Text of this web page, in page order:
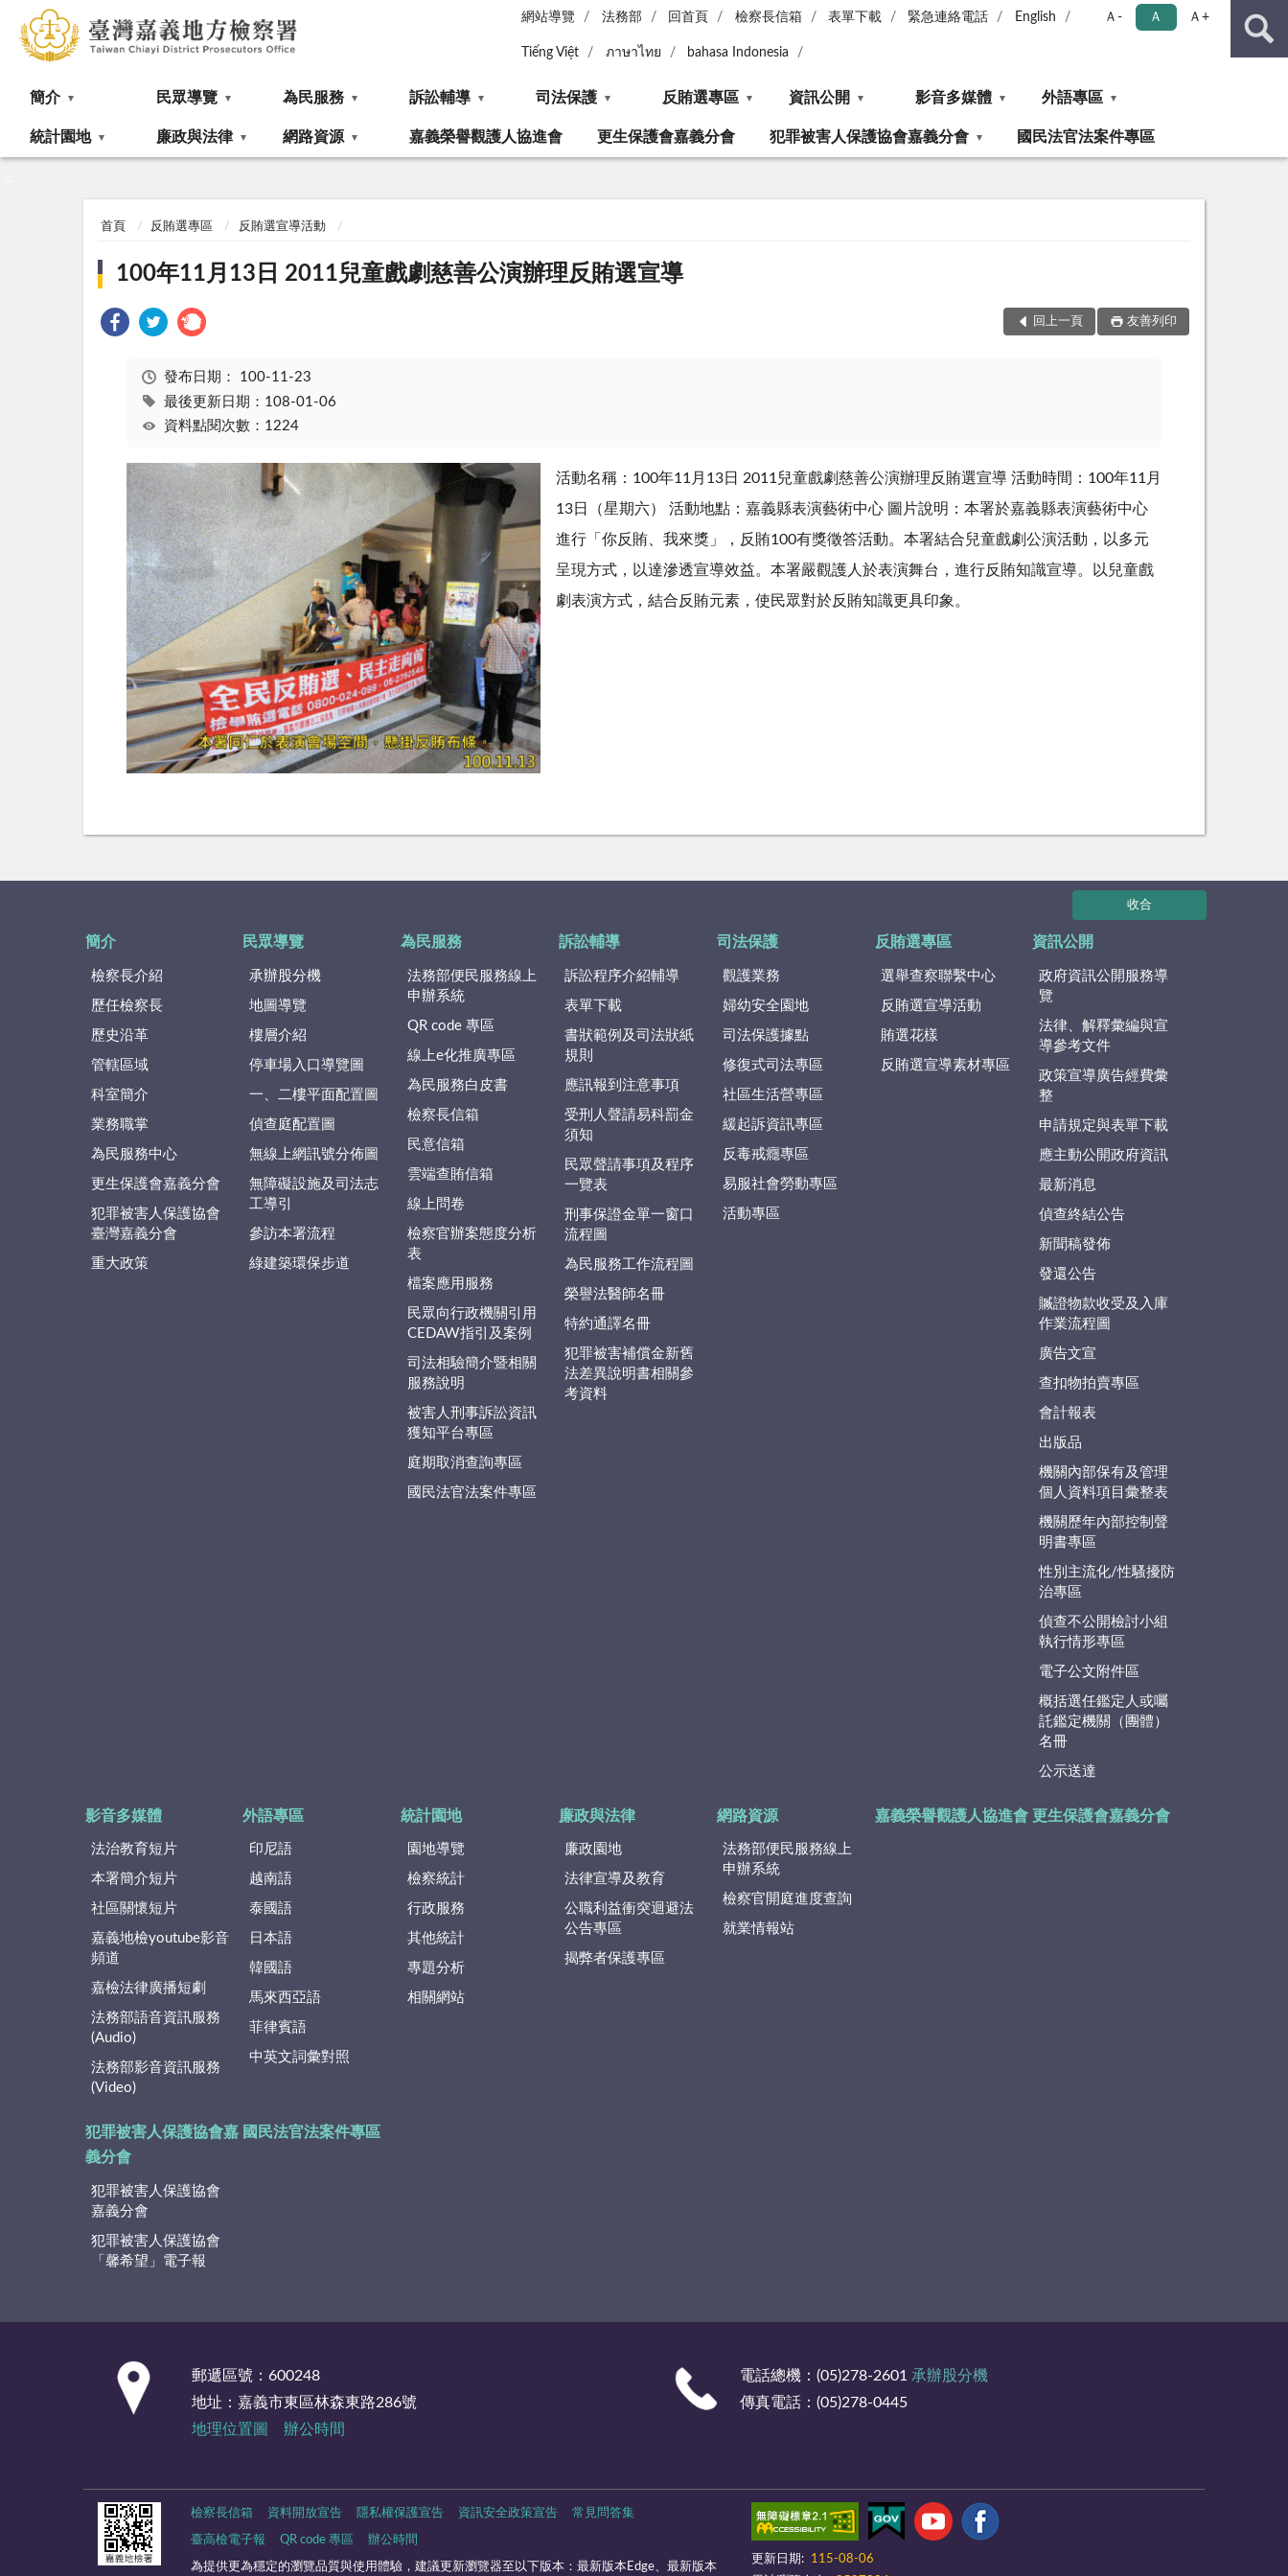
網站導覽 法務部 回首頁 檢察長信箱 表單下載 緊急連絡電話 English
Tiếng Việt ภาษาไทย bahasa Indonesia
Ａ- Ａ Ａ+
簡介 民眾導覽 為民服務 訴訟輔導 司法保護 反賄選專區 資訊公開 影音多媒體 外語專區
統計園地 廉政與法律 網路資源 嘉義榮譽觀護人協進會 更生保護會嘉義分會 犯罪被害人保護協會嘉義分會 國民法官法案件專區
首頁 反賄選專區 反賄選宣導活動
100年11月13日 2011兒童戲劇慈善公演辦理反賄選宣導
回上一頁 友善列印
發布日期： 100-11-23
最後更新日期：108-01-06
資料點閱次數：1224
活動名稱：100年11月13日 2011兒童戲劇慈善公演辦理反賄選宣導 活動時間：100年11月
13日（星期六） 活動地點：嘉義縣表演藝術中心 圖片說明：本署於嘉義縣表演藝術中心
進行「你反賄、我來獎」，反賄100有獎徵答活動。本署結合兒童戲劇公演活動，以多元
呈現方式，以達滲透宣導效益。本署嚴觀護人於表演舞台，進行反賄知識宣導。以兒童戲
劇表演方式，結合反賄元素，使民眾對於反賄知識更具印象。
收合
簡介
檢察長介紹
歷任檢察長
歷史沿革
管轄區域
科室簡介
業務職掌
為民服務中心
更生保護會嘉義分會
犯罪被害人保護協會
臺灣嘉義分會
重大政策
民眾導覽
承辦股分機
地圖導覽
樓層介紹
停車場入口導覽圖
一、二樓平面配置圖
偵查庭配置圖
無線上網訊號分佈圖
無障礙設施及司法志
工導引
參訪本署流程
綠建築環保步道
為民服務
法務部便民服務線上
申辦系統
QR code 專區
線上e化推廣專區
為民服務白皮書
檢察長信箱
民意信箱
雲端查賄信箱
線上問卷
檢察官辦案態度分析
表
檔案應用服務
民眾向行政機關引用
CEDAW指引及案例
司法相驗簡介暨相關
服務說明
被害人刑事訴訟資訊
獲知平台專區
庭期取消查詢專區
國民法官法案件專區
訴訟輔導
訴訟程序介紹輔導
表單下載
書狀範例及司法狀紙
規則
應訊報到注意事項
受刑人聲請易科罰金
須知
民眾聲請事項及程序
一覽表
刑事保證金單一窗口
流程圖
為民服務工作流程圖
榮譽法醫師名冊
特約通譯名冊
犯罪被害補償金新舊
法差異說明書相關參
考資料
司法保護
觀護業務
婦幼安全園地
司法保護據點
修復式司法專區
社區生活營專區
緩起訴資訊專區
反毒戒癮專區
易服社會勞動專區
活動專區
反賄選專區
選舉查察聯繫中心
反賄選宣導活動
賄選花樣
反賄選宣導素材專區
資訊公開
政府資訊公開服務導
覽
法律、解釋彙編與宣
導參考文件
政策宣導廣告經費彙
整
申請規定與表單下載
應主動公開政府資訊
最新消息
偵查終結公告
新聞稿發佈
發還公告
贓證物款收受及入庫
作業流程圖
廣告文宣
查扣物拍賣專區
會計報表
出版品
機關內部保有及管理
個人資料項目彙整表
機關歷年內部控制聲
明書專區
性別主流化/性騷擾防
治專區
偵查不公開檢討小組
執行情形專區
電子公文附件區
概括選任鑑定人或囑
託鑑定機關（團體）
名冊
公示送達
影音多媒體
法治教育短片
本署簡介短片
社區關懷短片
嘉義地檢youtube影音
頻道
嘉檢法律廣播短劇
法務部語音資訊服務
(Audio)
法務部影音資訊服務
(Video)
外語專區
印尼語
越南語
泰國語
日本語
韓國語
馬來西亞語
菲律賓語
中英文詞彙對照
統計園地
園地導覽
檢察統計
行政服務
其他統計
專題分析
相關網站
廉政與法律
廉政園地
法律宣導及教育
公職利益衝突迴避法
公告專區
揭弊者保護專區
網路資源
法務部便民服務線上
申辦系統
檢察官開庭進度查詢
就業情報站
嘉義榮譽觀護人協進會 更生保護會嘉義分會
犯罪被害人保護協會嘉
義分會
犯罪被害人保護協會
嘉義分會
犯罪被害人保護協會
「馨希望」電子報
國民法官法案件專區
郵遞區號：600248
地址：嘉義市東區林森東路286號
地理位置圖
辦公時間
電話總機：(05)278-2601 承辦股分機
傳真電話：(05)278-0445
檢察長信箱 資料開放宣告 隱私權保護宣告 資訊安全政策宣告 常見問答集
臺高檢電子報 QR code 專區 辦公時間
為提供更為穩定的瀏覽品質與使用體驗，建議更新瀏覽器至以下版本：最新版本Edge、最新版本
更新日期:
115-08-06